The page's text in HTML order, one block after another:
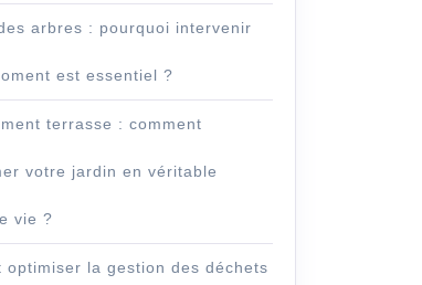
arbres : pourquoi intervenir
est essentiel ?
terrasse : comment
votre jardin en véritable
vie ?
optimiser la gestion des déchets